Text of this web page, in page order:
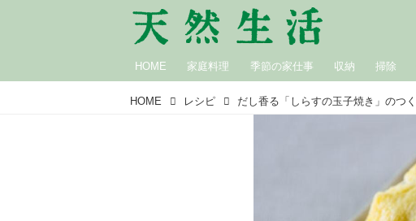
HOME 家庭料理 季節の家仕事 収納 掃除
HOME レシピ